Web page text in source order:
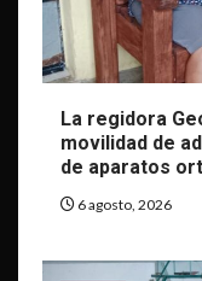
La regidora
movilidad de
de aparatos
6 agosto, 2026